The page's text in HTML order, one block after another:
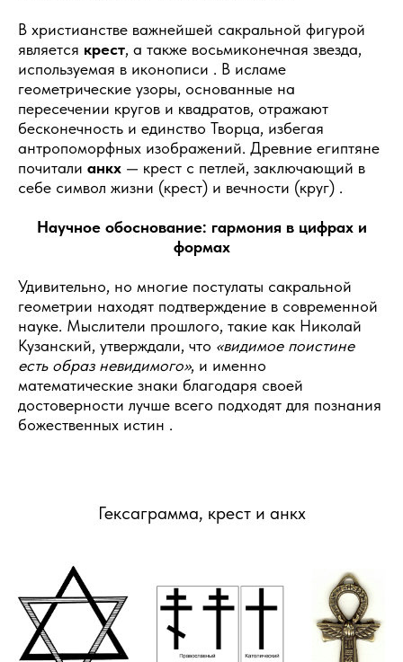
В христианстве важнейшей сакральной фигурой
является крест, а также восьмиконечная звезда,
используемая в иконописи . В исламе
геометрические узоры, основанные на
пересечении кругов и квадратов, отражают
бесконечность и единство Творца, избегая
антропоморфных изображений. Древние египтяне
почитали анкх — крест с петлей, заключающий в
себе символ жизни (крест) и вечности (круг) .
Научное обоснование: гармония в цифрах и
формах
Удивительно, но многие постулаты сакральной
геометрии находят подтверждение в современной
науке. Мыслители прошлого, такие как Николай
Кузанский, утверждали, что «видимое поистине
есть образ невидимого», и именно
математические знаки благодаря своей
достоверности лучше всего подходят для познания
божественных истин .
Гексаграмма, крест и анкх